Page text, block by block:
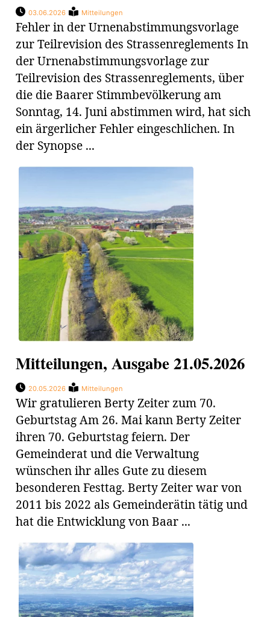
03.06.2026 Mitteilungen
Fehler in der Urnenabstimmungsvorlage
zur Teilrevision des Strassenreglements In
der Urnenabstimmungsvorlage zur
Teilrevision des Strassenreglements, über
die die Baarer Stimmbevölkerung am
Sonntag, 14. Juni abstimmen wird, hat sich
ein ärgerlicher Fehler eingeschlichen. In
der Synopse ...
Mitteilungen, Ausgabe 21.05.2026
20.05.2026 Mitteilungen
Wir gratulieren Berty Zeiter zum 70.
Geburtstag Am 26. Mai kann Berty Zeiter
ihren 70. Geburtstag feiern. Der
Gemeinderat und die Verwaltung
wünschen ihr alles Gute zu diesem
besonderen Festtag. Berty Zeiter war von
2011 bis 2022 als Gemeinderätin tätig und
hat die Entwicklung von Baar ...